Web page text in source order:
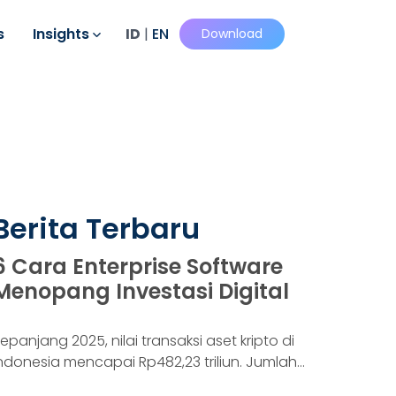
Insights ID | EN Download
Terbaru
Cara Enterprise Software
Investasi Digital
2025, nilai transaksi aset kripto di
mencapai Rp482,23 triliun. Jumlah